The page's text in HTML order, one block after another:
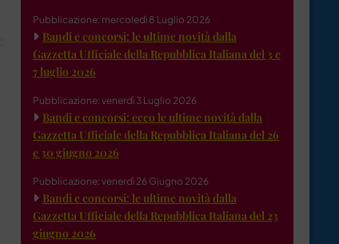
Pubblicazione: mercoledì 8 Luglio 2026
Bandi e concorsi: le ultime novità dalla
Gazzetta Ufficiale della Repubblica Italiana del 3 e
7 luglio 2026
Pubblicazione: venerdì 3 Luglio 2026
Bandi e concorsi: ecco le ultime novità dalla
Gazzetta Ufficiale della Repubblica Italiana del 26
e 30 giugno 2026
Pubblicazione: venerdì 26 Giugno 2026
Bandi e concorsi: le ultime novità dalla
Gazzetta Ufficiale della Repubblica Italiana del 23
giugno 2026